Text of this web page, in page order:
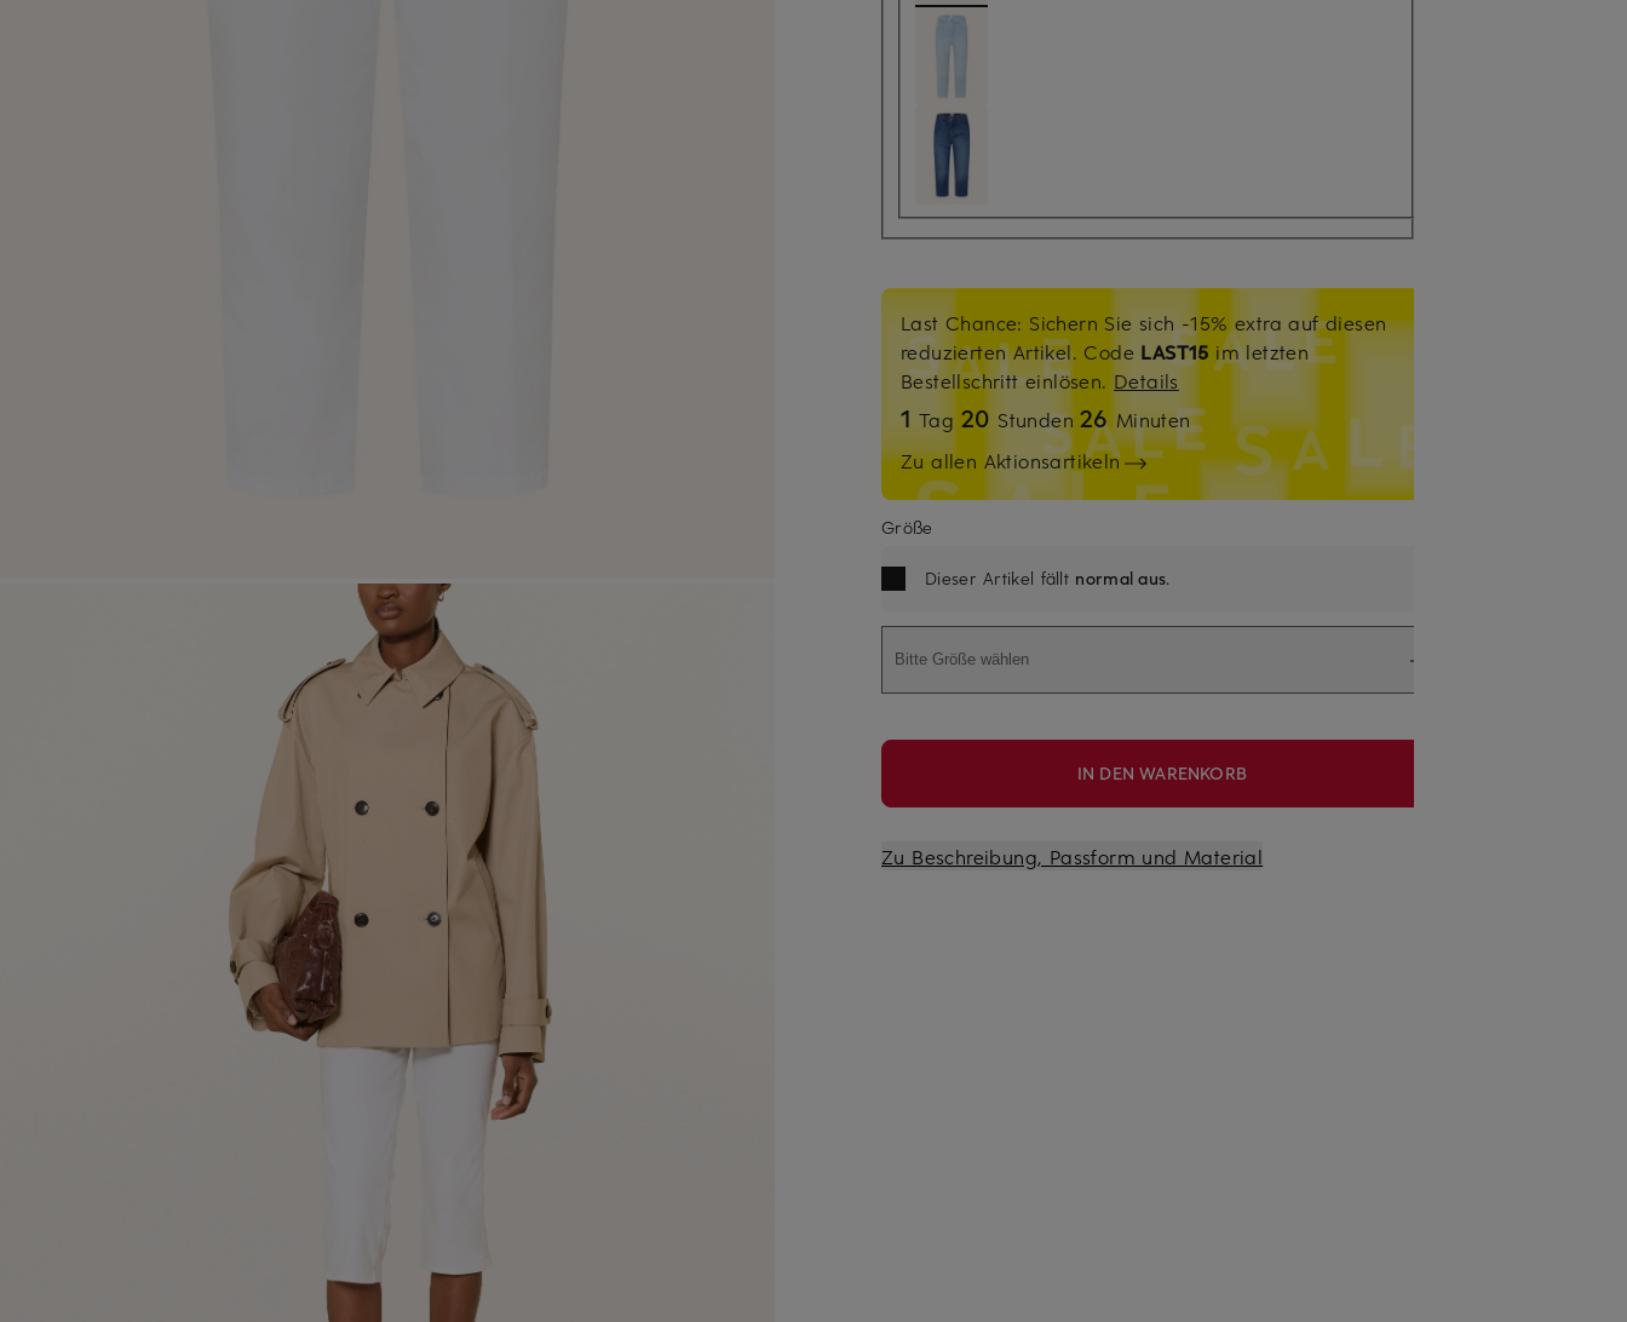
Last Chance: Sichern Sie sich -15% extra auf diesen
reduzierten Artikel. Code LAST15 im letzten
Bestellschritt einlösen. Details
1 Tag 20 Stunden26 Minuten
Zu allen Aktionsartikeln
Größe
Dieser Artikel fällt normal aus.
Bitte Größe wählen
IN DEN WARENKORB
Zu Beschreibung, Passform und Material